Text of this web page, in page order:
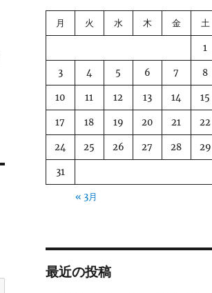
月 火 水 木 金 土
1
3 4 5 6 7 8
10 11 12 13 14 15
17 18 19 20 21 22
24 25 26 27 28 29
31
« 3月
最近の投稿